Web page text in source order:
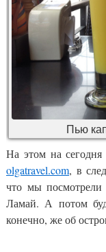
Пью
На этом на
olgatravel.com, в
что мы
Ламай. А потом
конечно, же об